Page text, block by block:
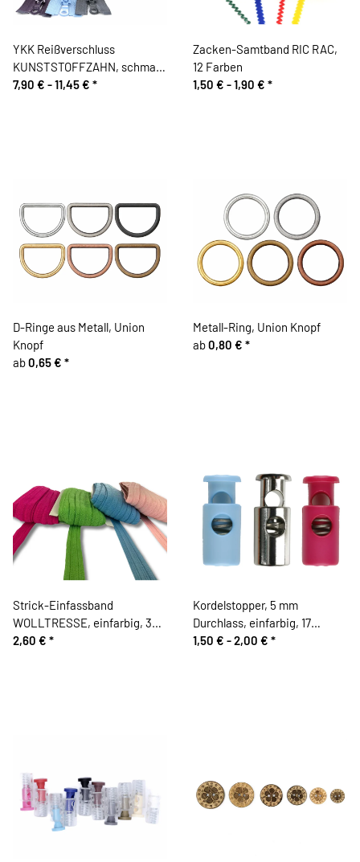
YKK Reißverschluss
KUNSTSTOFFZAHN, schmal,
teilbar
7,90 € -11,45 € *
Zacken-Samtband RIC RAC,
12 Farben
1,50 € -1,90 € *
D-Ringe aus Metall, Union
Knopf
ab0,65 € *
Metall-Ring, Union Knopf
ab0,80 € *
Strick-Einfassband
WOLLTRESSE, einfarbig, 30
mm
2,60 € *
Kordelstopper, 5 mm
Durchlass, einfarbig, 17
Farben
1,50 € -2,00 € *